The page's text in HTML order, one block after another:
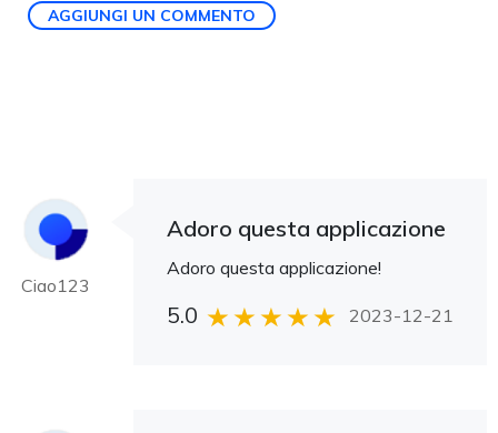
AGGIUNGI UN COMMENTO
Ciao123
Adoro questa applicazione
Adoro questa applicazione!
5.0 2023-12-21